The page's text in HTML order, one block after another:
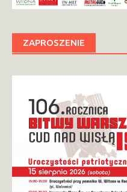
ZAPROSZENIE